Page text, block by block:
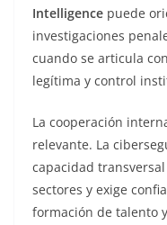
Intelligence puede
investigaciones
cuando se articula
legítima y control
La cooperación
relevante. La
capacidad
sectores y exige
formación de talento